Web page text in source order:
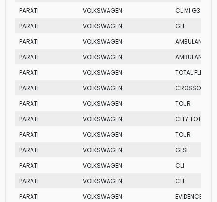
PARATI
VOLKSWAGEN
CL MI G3
PARATI
VOLKSWAGEN
GLI
PARATI
VOLKSWAGEN
AMBULANCIA
PARATI
VOLKSWAGEN
AMBULANCIA
PARATI
VOLKSWAGEN
TOTAL FLEX
PARATI
VOLKSWAGEN
CROSSOVER
PARATI
VOLKSWAGEN
TOUR
PARATI
VOLKSWAGEN
CITY TOTAL
PARATI
VOLKSWAGEN
TOUR
PARATI
VOLKSWAGEN
GLSI
PARATI
VOLKSWAGEN
CLI
PARATI
VOLKSWAGEN
CLI
PARATI
VOLKSWAGEN
EVIDENCE